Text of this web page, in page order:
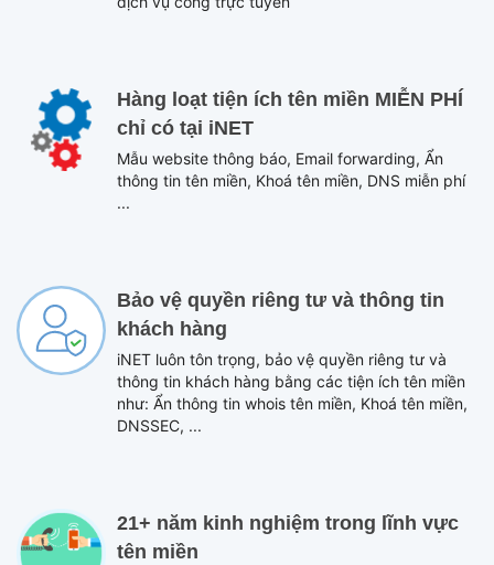
Hàng loạt tiện ích tên miền MIỄN PHÍ
chỉ có tại iNET
Mẫu website thông báo, Email forwarding, Ẩn
thông tin tên miền, Khoá tên miền, DNS miễn phí
...
Bảo vệ quyền riêng tư và thông tin
khách hàng
iNET luôn tôn trọng, bảo vệ quyền riêng tư và
thông tin khách hàng bằng các tiện ích tên miền
như: Ẩn thông tin whois tên miền, Khoá tên miền,
DNSSEC, ...
21+ năm kinh nghiệm trong lĩnh vực
tên miền